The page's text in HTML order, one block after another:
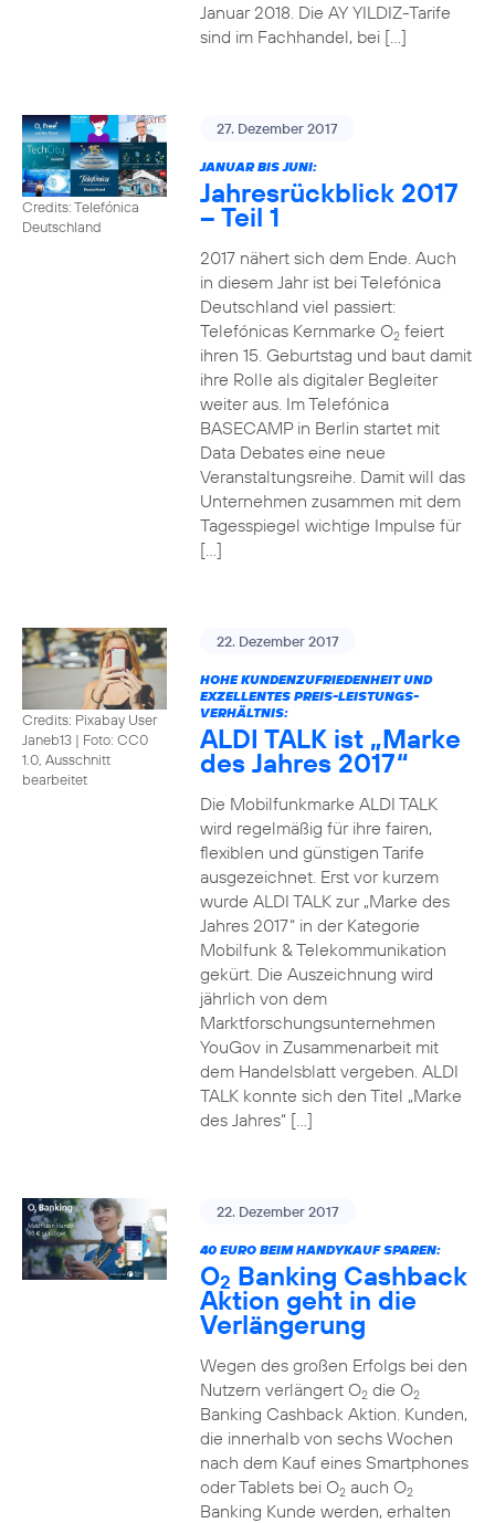
Januar 2018. Die AY YILDIZ-Tarife
sind im Fachhandel, bei […]
Credits: Telefónica
Deutschland
27. Dezember 2017
JANUAR BIS JUNI:
Jahresrückblick 2017
– Teil 1
2017 nähert sich dem Ende. Auch
in diesem Jahr ist bei Telefónica
Deutschland viel passiert:
Telefónicas Kernmarke O2feiert
ihren 15. Geburtstag und baut damit
ihre Rolle als digitaler Begleiter
weiter aus. Im Telefónica
BASECAMP in Berlin startet mit
Data Debates eine neue
Veranstaltungsreihe. Damit will das
Unternehmen zusammen mit dem
Tagesspiegel wichtige Impulse für
[…]
Credits: Pixabay User
Janeb13 | Foto: CC0
1.0, Ausschnitt
bearbeitet
22. Dezember 2017
HOHE KUNDENZUFRIEDENHEIT UND
EXZELLENTES PREIS-LEISTUNGS-
VERHÄLTNIS:
ALDI TALK ist „Marke
des Jahres 2017“
Die Mobilfunkmarke ALDI TALK
wird regelmäßig für ihre fairen,
flexiblen und günstigen Tarife
ausgezeichnet. Erst vor kurzem
wurde ALDI TALK zur „Marke des
Jahres 2017“ in der Kategorie
Mobilfunk & Telekommunikation
gekürt. Die Auszeichnung wird
jährlich von dem
Marktforschungsunternehmen
YouGov in Zusammenarbeit mit
dem Handelsblatt vergeben. ALDI
TALK konnte sich den Titel „Marke
des Jahres“ […]
22. Dezember 2017
40 EURO BEIM HANDYKAUF SPAREN:
O2 Banking Cashback
Aktion geht in die
Verlängerung
Wegen des großen Erfolgs bei den
Nutzern verlängert O2die O2
Banking Cashback Aktion. Kunden,
die innerhalb von sechs Wochen
nach dem Kauf eines Smartphones
oder Tablets bei O2auch O2
Banking Kunde werden, erhalten